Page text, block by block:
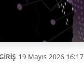
19 Mayıs 2026 16:17